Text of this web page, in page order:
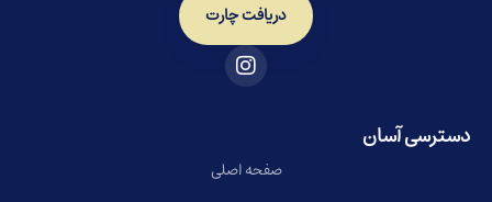
دریافت چارت
دسترسی آسان
صفحه اصلی